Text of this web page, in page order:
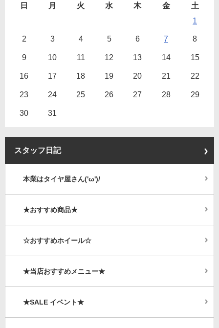
日 月 火 水 木 金
土
1
2 3 4 5 6 7 8
9 10 11 12 13 14 15
16 17 18 19 20 21 22
23 24 25 26 27 28 29
30 31
スタッフ日記
本業はタイヤ屋さん('ω')/
★おすすめ商品★
☆おすすめホイール☆
★当店おすすめメニュー★
★SALE イベント★